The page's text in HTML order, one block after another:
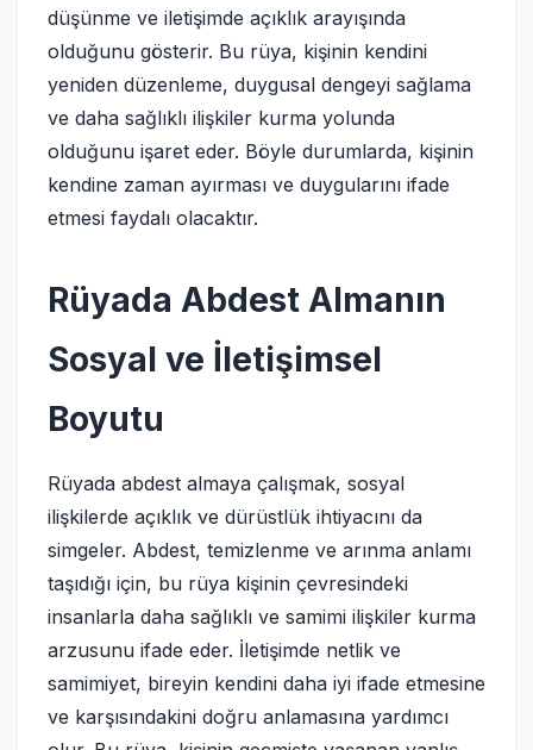
düşünme ve iletişimde açıklık arayışında
olduğunu gösterir. Bu rüya, kişinin kendini
yeniden düzenleme, duygusal dengeyi sağlama
ve daha sağlıklı ilişkiler kurma yolunda
olduğunu işaret eder. Böyle durumlarda, kişinin
kendine zaman ayırması ve duygularını ifade
etmesi faydalı olacaktır.
Rüyada Abdest Almanın
Sosyal ve İletişimsel
Boyutu
Rüyada abdest almaya çalışmak, sosyal
ilişkilerde açıklık ve dürüstlük ihtiyacını da
simgeler. Abdest, temizlenme ve arınma anlamı
taşıdığı için, bu rüya kişinin çevresindeki
insanlarla daha sağlıklı ve samimi ilişkiler kurma
arzusunu ifade eder. İletişimde netlik ve
samimiyet, bireyin kendini daha iyi ifade etmesine
ve karşısındakini doğru anlamasına yardımcı